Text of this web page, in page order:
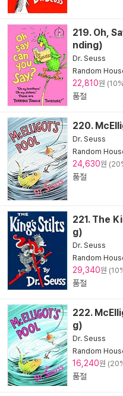
219. Oh,
nding)
Dr. Seuss
Random
22,810원
품절
220.
Dr. Seuss
Random
24,630원
품절
221. The
g)
Dr. Seuss
Random
29,340원
품절
222.
g)
Dr. Seuss
Random
16,240원
품절